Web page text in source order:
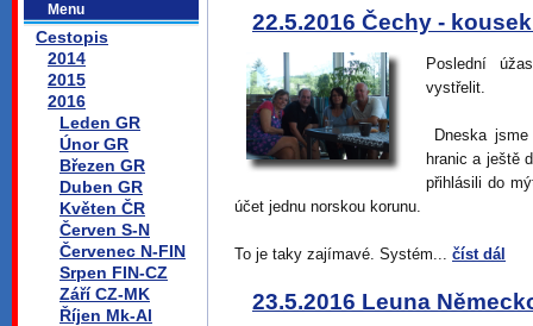
Menu
Cestopis
2014
2015
2016
Leden GR
Únor GR
Březen GR
Duben GR
Květen ČR
Červen S-N
Červenec N-FIN
Srpen FIN-CZ
Září CZ-MK
Říjen Mk-Al
22.5.2016 Čechy -
Poslední
vystřelit.
Dneska
hranic a ještě
přihlásili do
účet jednu norskou korunu.
To je taky zajímavé. Systém... číst dál
23.5.2016 Leuna